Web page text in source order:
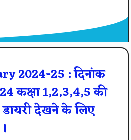
2024-25 : दिनांक
कक्षा 1,2,3,4,5 की
देखने के लिए